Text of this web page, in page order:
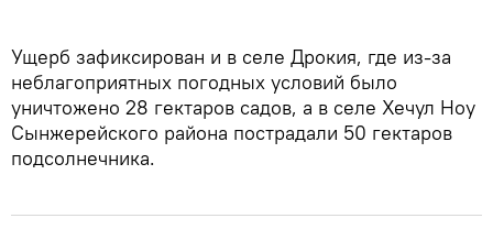
Ущерб зафиксирован и в селе Дрокия, где из-за
неблагоприятных погодных условий было
уничтожено 28 гектаров садов, а в селе Хечул Ноу
Сынжерейского района пострадали 50 гектаров
подсолнечника.